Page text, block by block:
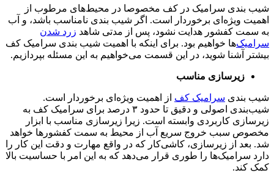
شیب بندی سرامیک در کف مخصوصا در محیط‌های مرطوب از
اهمیت ویژه‌ای برخوردار است. اگر شیب بندی نامناسب باشد، و آب
به سمت کفشور هدایت نشود، پس از مدتی شاهد زرد شدن
سرامیک‌ها خواهیم بود. برای اینکه با اهمیت شیب بندی سرامیک کف
بیشتر آشنا شوید، در این قسمت می‌خواهیم به این مسئله بپردازیم.
زیرسازی مناسب
شیب بندی سرامیک کف از اهمیت ویژه‌ای برخوردار است.
شیب‌بندی اصولی و دقیق تا حدود ۳ درصد برای سرامیک کف به
زیرسازی کاربردی وابسته است. زیرا زیرسازی مناسب با ابزار
مخصوص سبب خروج سریع آب از محیط به سمت کفشورها خواهد
شد. بعد از زیرسازی، کاشی‌کار که در واقع مهارت و دقت این کار را
دارد سرامیک‌ها را طوری قرار می‌دهد که به این امر با حساسیت بالا
کمک کند.